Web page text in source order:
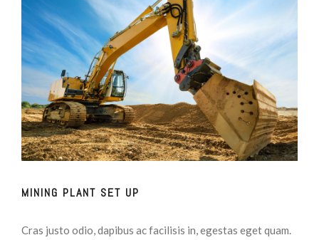
MINING PLANT SET UP
Cras justo odio, dapibus ac facilisis in, egestas eget quam.